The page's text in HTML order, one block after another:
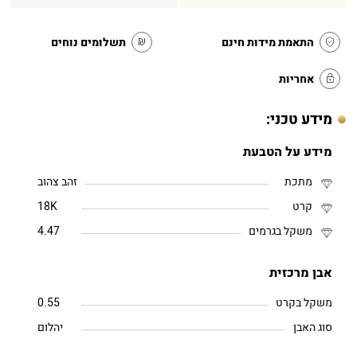
התאמת מידות חינם תשלומים נוחים
אחריות
מידע טכני:
מידע על הטבעת
מתכת
זהב צהוב
קרט
18K
משקל בגרמים
4.47
אבן מרכזית
משקל בקרט
0.55
סוג האבן
יהלום